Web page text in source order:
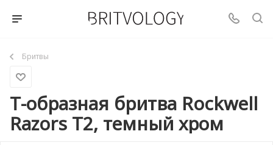
Бритвы
Т-образная бритва Rockwell
Razors T2, темный хром